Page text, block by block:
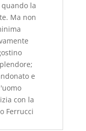
la
Ma non
e
con la
Ferrucci